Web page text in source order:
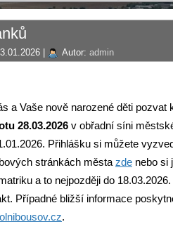
Autor: admin
a Vaše nově narozené děti pozvat
28.03.2026 v obřadní síni
Přihlášku si můžete
stránkách města zde nebo si
a to nejpozději do
Případné bližší informace
.